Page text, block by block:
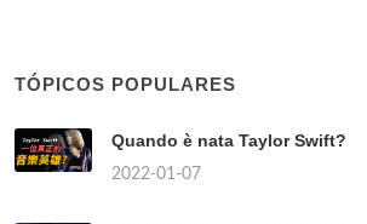
TÓPICOS POPULARES
Quando è nata Taylor Swift?
2022-01-07